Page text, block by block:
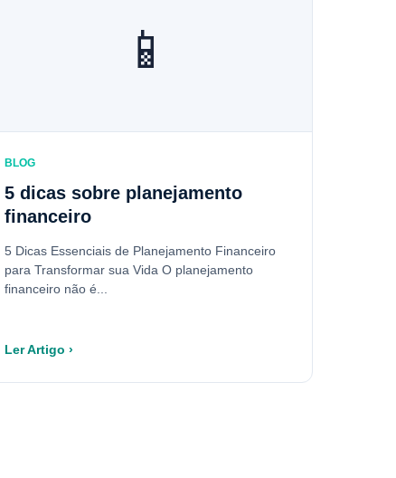
📱
BLOG
5 dicas sobre planejamento
financeiro
5 Dicas Essenciais de Planejamento Financeiro
para Transformar sua Vida O planejamento
financeiro não é...
Ler Artigo ›